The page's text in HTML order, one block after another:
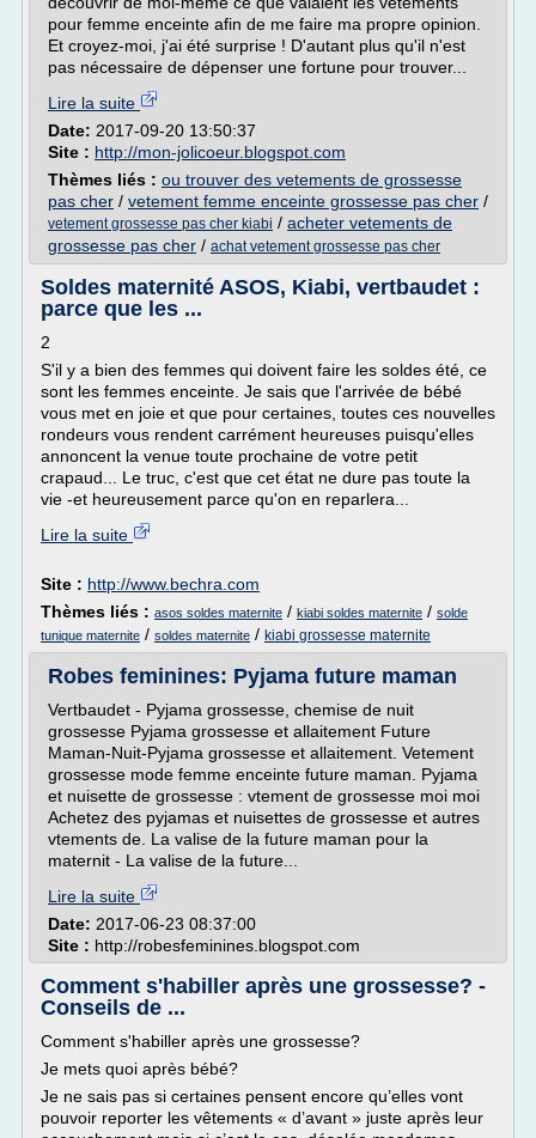
pour femme enceinte afin de me faire ma propre opinion.
Et croyez-moi, j'ai été surprise ! D'autant plus qu'il n'est
pas nécessaire de dépenser une fortune pour trouver...
Lire la suite
Date: 2017-09-20 13:50:37
Site : http://mon-jolicoeur.blogspot.com
Thèmes liés : ou trouver des vetements de grossesse
pas cher / vetement femme enceinte grossesse pas cher /
vetement grossesse pas cher kiabi / acheter vetements de
grossesse pas cher / achat vetement grossesse pas cher
Soldes maternité ASOS, Kiabi, vertbaudet :
parce que les ...
2
S'il y a bien des femmes qui doivent faire les soldes été, ce
sont les femmes enceinte. Je sais que l'arrivée de bébé
vous met en joie et que pour certaines, toutes ces nouvelles
rondeurs vous rendent carrément heureuses puisqu'elles
annoncent la venue toute prochaine de votre petit
crapaud... Le truc, c'est que cet état ne dure pas toute la
vie -et heureusement parce qu'on en reparlera...
Lire la suite
Site : http://www.bechra.com
Thèmes liés : asos soldes maternite / kiabi soldes maternite / solde
tunique maternite / soldes maternite / kiabi grossesse maternite
Robes feminines: Pyjama future maman
Vertbaudet - Pyjama grossesse, chemise de nuit
grossesse Pyjama grossesse et allaitement Future
Maman-Nuit-Pyjama grossesse et allaitement. Vetement
grossesse mode femme enceinte future maman. Pyjama
et nuisette de grossesse : vtement de grossesse moi moi
Achetez des pyjamas et nuisettes de grossesse et autres
vtements de. La valise de la future maman pour la
maternit - La valise de la future...
Lire la suite
Date: 2017-06-23 08:37:00
Site : http://robesfeminines.blogspot.com
Comment s'habiller après une grossesse? -
Conseils de ...
Comment s'habiller après une grossesse?
Je mets quoi après bébé?
Je ne sais pas si certaines pensent encore qu’elles vont
pouvoir reporter les vêtements « d’avant » juste après leur